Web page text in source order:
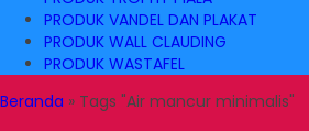
PRODUK VANDEL DAN PLAKAT
PRODUK WALL CLAUDING
PRODUK WASTAFEL
Beranda » Tags "Air mancur minimalis"